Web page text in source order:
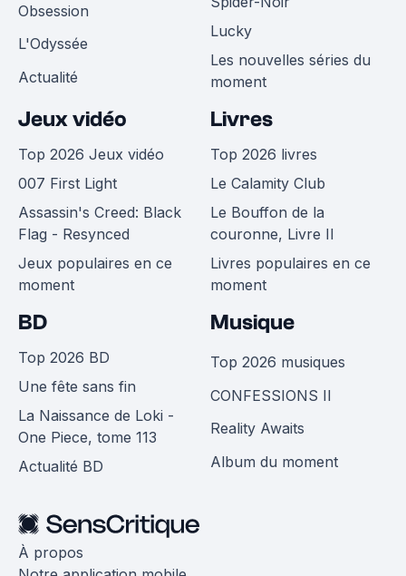
Obsession
L'Odyssée
Actualité
Lucky
Les nouvelles séries du
moment
Jeux vidéo
Top 2026 Jeux vidéo
007 First Light
Assassin's Creed: Black
Flag - Resynced
Jeux populaires en ce
moment
Livres
Top 2026 livres
Le Calamity Club
Le Bouffon de la
couronne, Livre II
Livres populaires en ce
moment
BD
Top 2026 BD
Une fête sans fin
La Naissance de Loki -
One Piece, tome 113
Actualité BD
Musique
Top 2026 musiques
CONFESSIONS II
Reality Awaits
Album du moment
À propos